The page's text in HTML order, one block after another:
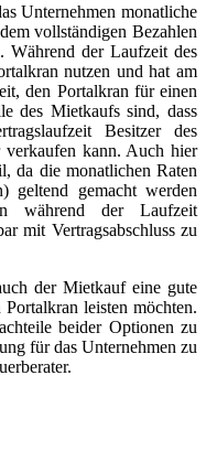
Unternehmen monatliche
vollständigen Bezahlen
Während der Laufzeit des
nutzen und hat am
den Portalkran für einen
des Mietkaufs sind, dass
Besitzer des
kann. Auch hier
da die monatlichen Raten
geltend gemacht werden
während der Laufzeit
mit Vertragsabschluss zu
der Mietkauf eine gute
leisten möchten.
beider Optionen zu
für das Unternehmen zu